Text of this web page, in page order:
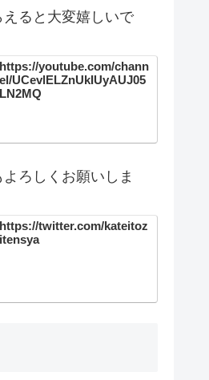
ると大変嬉しいで
https://youtube.com/chann
el/UCevlELZnUkIUyAUJ05
LN2MQ
ろしくお願いしま
https://twitter.com/kateitoz
itensya